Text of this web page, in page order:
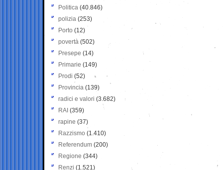
Politica (40.846)
polizia (253)
Porto (12)
povertà (502)
Presepe (14)
Primarie (149)
Prodi (52)
Provincia (139)
radici e valori (3.682)
RAI (359)
rapine (37)
Razzismo (1.410)
Referendum (200)
Regione (344)
Renzi (1.521)